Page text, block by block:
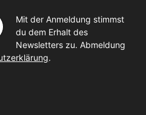
Mit der Anmeldung stimmst
du dem Erhalt des
Newsletters zu. Abmeldung
.